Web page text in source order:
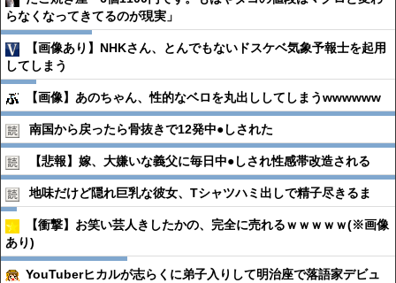
らなくなってきてるのが現実」
【画像あり】NHKさん、とんでもないドスケベ気象予報士を起用
してしまう
【画像】あのちゃん、性的なベロを丸出ししてしまうwwwwww
南国から戻ったら骨抜きで12発中●︎しされた
【悲報】嫁、大嫌いな義父に毎日中●︎しされ性感帯改造される
地味だけど隠れ巨乳な彼女、Tシャツハミ出しで精子尽きるま
【衝撃】お笑い芸人きしたかの、完全に売れるｗｗｗｗｗ(※画像
あり)
YouTuberヒカルが志らくに弟子入りして明治座で落語家デビュ